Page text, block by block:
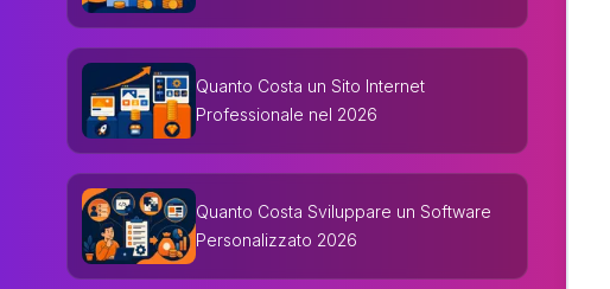
Quanto Costa un Sito Internet
Professionale nel 2026
Quanto Costa Sviluppare un Software
Personalizzato 2026